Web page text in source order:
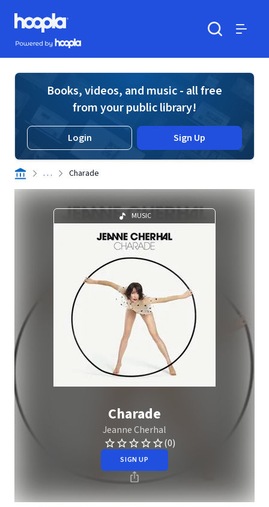
Skip to main content
Hoopla logo
Powered by Hoopla
Books, videos, and music - all free
from your public library!
Login Sign Up
. . . Charade
MUSIC
Charade
Jeanne Cherhal
(0)
SIGN UP